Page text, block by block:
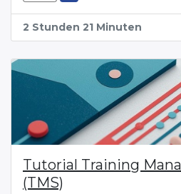
2 Stunden 21 Minuten
Tutorial Training
(TMS)